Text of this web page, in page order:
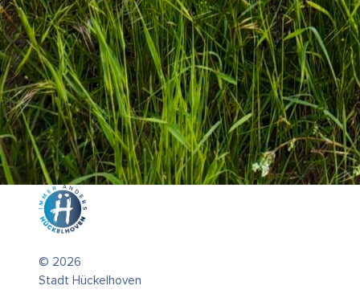
© 2026
Stadt Hückelhoven